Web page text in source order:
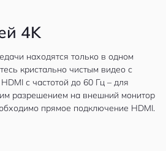
4K
находятся только в одном
кристально чистым видео с
с частотой до 60 Гц – для
разрешением на внешний монитор
прямое подключение HDMI.